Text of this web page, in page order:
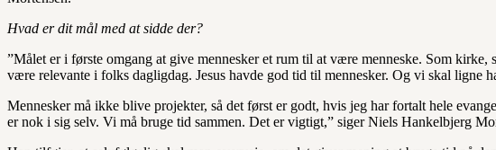
Hvad er dit mål med at sidde der?
”Målet er i første omgang at give mennesker et rum til at være menneske. Som
være relevante i folks dagligdag. Jesus havde god tid til mennesker. Og vi skal ligne
Mennesker må ikke blive projekter, så det først er godt, hvis jeg har fortalt hele
er nok i sig selv. Vi må bruge tid sammen. Det er vigtigt,” siger Niels Hankelbjerg